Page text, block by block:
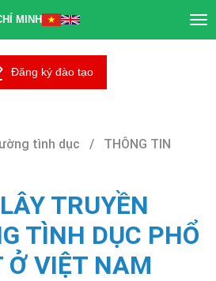
MINH
Đăng ký đào tạo
tình dục / THÔNG TIN
TRUYỀN
TÌNH DỤC PHỔ
Ở VIỆT NAM